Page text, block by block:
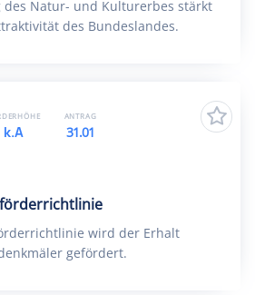
Natur- und Kulturerbes stärkt
des Bundeslandes.
wird der Erhalt
gefördert.
k.A
ANTRAG
31.01